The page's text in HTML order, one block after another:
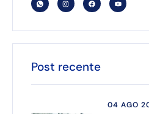
Post recente
04 AGO